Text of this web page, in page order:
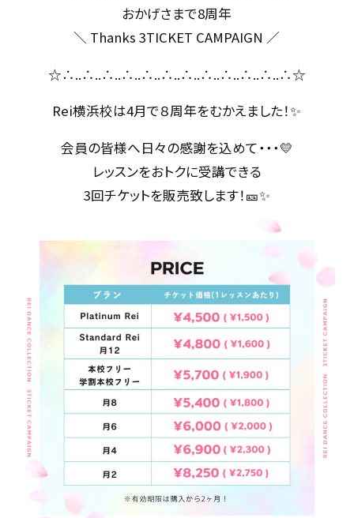
おかげさまで8周年
＼ Thanks 3TICKET CAMPAIGN ／
☆∴..∴..∴..∴..∴..∴..∴..∴..∴..∴..∴..∴☆
Rei横浜校は4月で８周年をむかえました！✨
会員の皆様へ日々の感謝を込めて・・・💛
レッスンをおトクに受講できる
3回チケットを販売致します！🎫✨